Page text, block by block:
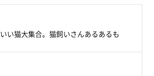
い猫大集合。猫飼いさんあるあるも